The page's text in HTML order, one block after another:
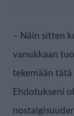
– Näin sitten
vanukkaan
tekemään
Ehdotukseni